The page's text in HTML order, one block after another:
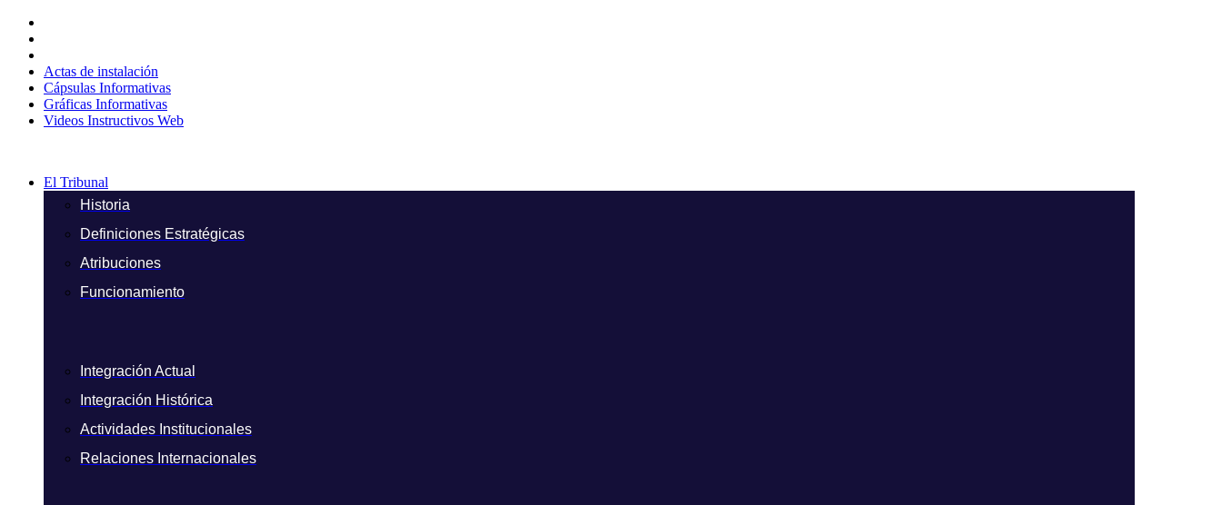
contenido
Actas de instalación
Cápsulas Informativas
Gráficas Informativas
Videos Instructivos Web
El Tribunal
Historia
Definiciones Estratégicas
Atribuciones
Funcionamiento
Integración Actual
Integración Histórica
Actividades Institucionales
Relaciones Internacionales